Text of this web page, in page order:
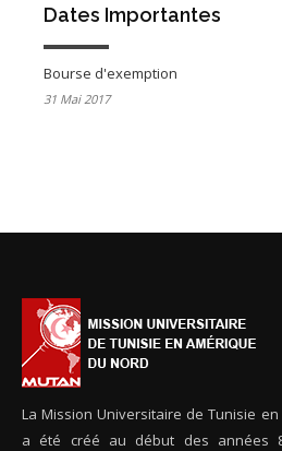
Dates Importantes
Bourse d'exemption
31 Mai 2017
La Mission Universitaire de Tunisie en
a été créé au début des années